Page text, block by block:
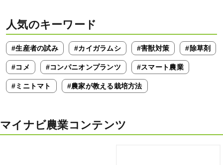
人気のキーワード
#生産者の試み #カイガラムシ #害獣対策 #除草剤
#コメ #コンパニオンプランツ #スマート農業
#ミニトマト #農家が教える栽培方法
マイナビ農業コンテンツ